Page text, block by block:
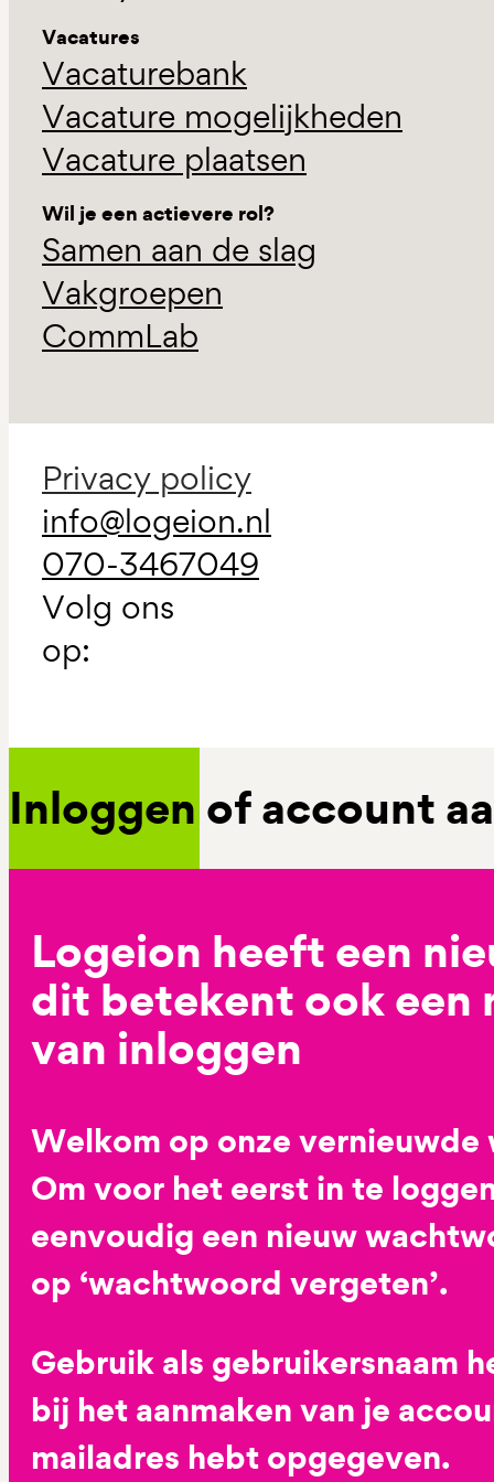
Vacatures
Vacaturebank
Vacature mogelijkheden
Vacature plaatsen
Wil je een actievere rol?
Samen aan de slag
Vakgroepen
CommLab
Privacy policy
info@logeion.nl
070-3467049
Volg ons
op:
Inloggen of account
Logeion heeft een
dit betekent ook een
van inloggen
Welkom op onze vernieuwde
Om voor het eerst in te
eenvoudig een nieuw
op ‘wachtwoord vergeten’.
Gebruik als gebruikersnaam
bij het aanmaken van je
mailadres hebt opgegeven.